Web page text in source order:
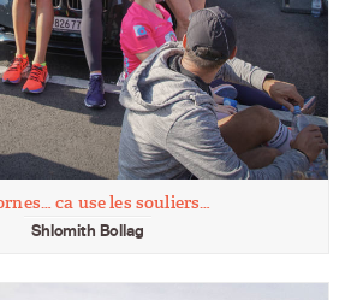
ca use les souliers…
Shlomith Bollag